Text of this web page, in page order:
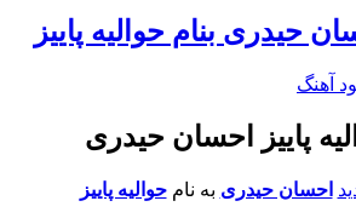
حیدری بنام حوالیه پاییز
آهنگ
پاییز احسان حیدری
احسان حیدری به نامحوالیه پاییز